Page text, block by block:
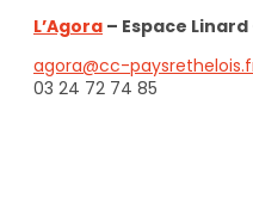
L’Agora – Espace
agora@cc-
03 24 72 74 85